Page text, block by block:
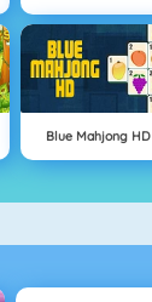
Blue Mahjong HD